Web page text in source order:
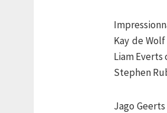
Kay de
Liam
Stephen
Jago